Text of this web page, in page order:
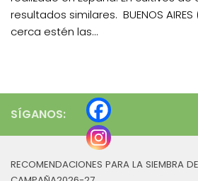
resultados similares. BUENOS
cerca estén las...
SÍGANOS:
RECOMENDACIONES PARA LA SIEMBRA